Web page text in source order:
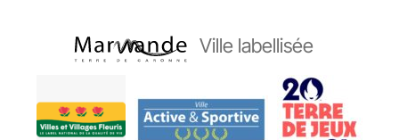
Ville labellisée